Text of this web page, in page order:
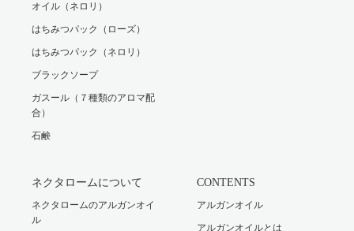
オイル（ネロリ）
はちみつパック（ローズ）
はちみつパック（ネロリ）
ブラックソープ
ガスール（７種類のアロマ配
合）
石鹸
ネクタロームについて
ネクタロームのアルガンオイ
ル
CONTENTS
アルガンオイル
アルガンオイルとは